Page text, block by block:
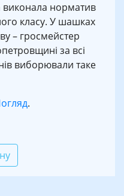
норматив
класу. У шашках
– гросмейстер
за всі
виборювали таке
.